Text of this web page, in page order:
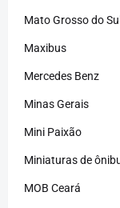
Mato Grosso do Sul
Maxibus
Mercedes Benz
Minas Gerais
Mini Paixão
Miniaturas de
MOB Ceará